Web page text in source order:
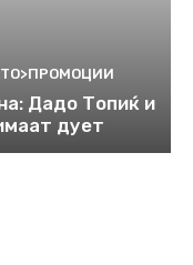
Дадо Топиќ и
дует